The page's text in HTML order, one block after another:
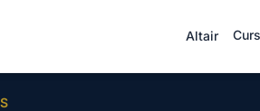
Altair